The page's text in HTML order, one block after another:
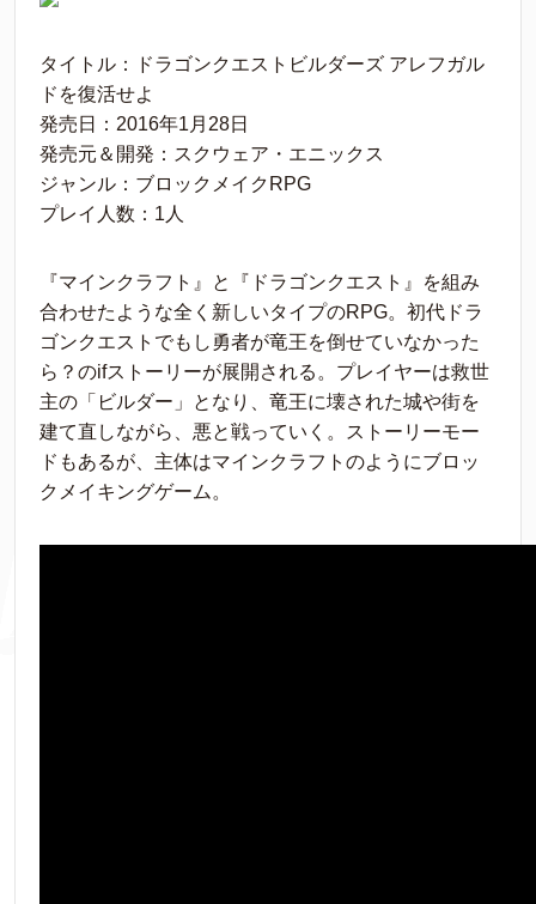
タイトル：ドラゴンクエストビルダーズ アレフガル
ドを復活せよ
発売日：2016年1月28日
発売元＆開発：スクウェア・エニックス
ジャンル：ブロックメイクRPG
プレイ人数：1人
『マインクラフト』と『ドラゴンクエスト』を組み
合わせたような全く新しいタイプのRPG。初代ドラ
ゴンクエストでもし勇者が竜王を倒せていなかった
ら？のifストーリーが展開される。プレイヤーは救世
主の「ビルダー」となり、竜王に壊された城や街を
建て直しながら、悪と戦っていく。ストーリーモー
ドもあるが、主体はマインクラフトのようにブロッ
クメイキングゲーム。